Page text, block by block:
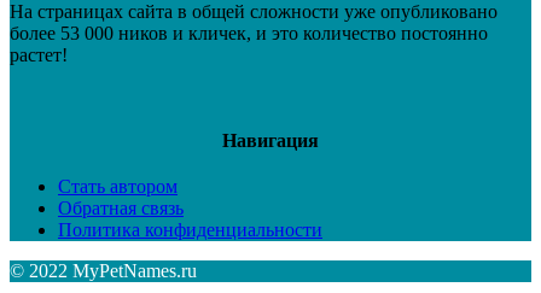
На страницах сайта в общей сложности уже опубликовано
более 53 000 ников и кличек, и это количество постоянно
растет!
Навигация
Стать автором
Обратная связь
Политика конфиденциальности
© 2022 MyPetNames.ru